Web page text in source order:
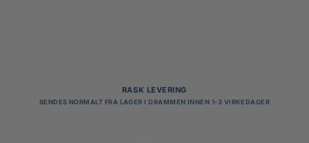
RASK LEVERING
SENDES NORMALT FRA LAGER I DRAMMEN INNEN 1-3 VIRKEDAGER